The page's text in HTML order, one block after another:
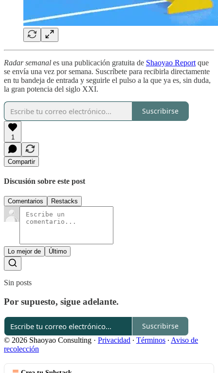
Radar semanal es una publicación gratuita de Shaoyao Report que
se envía una vez por semana. Suscríbete para recibirla directamente
en tu bandeja de entrada y seguirle el pulso a la que ya es, sin duda,
la gran potencia del siglo XXI.
Suscribirse
1
Compartir
Discusión sobre este post
Comentarios Restacks
Lo mejor de Último
Sin posts
Por supuesto, sigue adelante.
Suscribirse
© 2026 Shaoyao Consulting · Privacidad ∙ Términos ∙ Aviso de
recolección